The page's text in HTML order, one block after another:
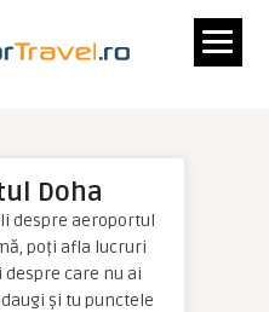
Doha
despre aeroportul
poți afla lucruri
care nu ai
și tu punctele